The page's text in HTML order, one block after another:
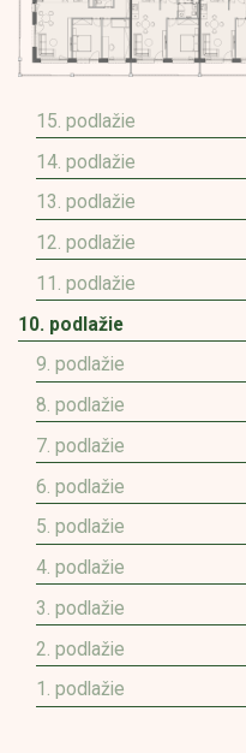
15. podlažie
14. podlažie
13. podlažie
12. podlažie
11. podlažie
10. podlažie
9. podlažie
8. podlažie
7. podlažie
6. podlažie
5. podlažie
4. podlažie
3. podlažie
2. podlažie
1. podlažie